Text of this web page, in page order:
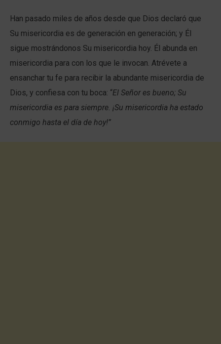
Han pasado miles de años desde que Dios declaró que
Su misericordia es de generación en generación; y Él
sigue mostrándonos Su misericordia hoy. Él abunda en
misericordia para con los que le invocan. Atrévete a
ensanchar tu fe para recibir la abundante misericordia de
Dios, y confiesa con tu boca: “El Señor es bueno; Su
misericordia es para siempre. ¡Su misericordia ha estado
conmigo hasta el día de hoy!”